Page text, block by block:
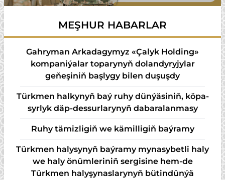
MEŞHUR HABARLAR
Gahryman Arkadagymyz «Çalyk Holding»
kompaniýalar toparynyň dolandyryjylar
geňeşiniň başlygy bilen duşuşdy
Türk­men hal­ky­nyň baý ru­hy dün­ýä­si­niň, kö­pa­
syr­lyk däp-des­sur­la­ry­nyň da­ba­ra­lan­ma­sy
Ruhy tämizligiň we kämilligiň baýramy
Türkmen halysynyň baýramy mynasybetli haly
we haly önümleriniň sergisine hem-de
Türkmen halyşynaslarynyň bütindünýä